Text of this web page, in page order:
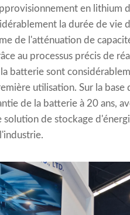
en lithium
la durée de vie
de l'atténuation de
au processus précis de
batterie sont
utilisation. Sur la
de la batterie à 20 ans,
de stockage